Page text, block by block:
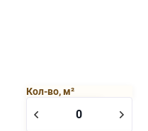
Кол-во, м²